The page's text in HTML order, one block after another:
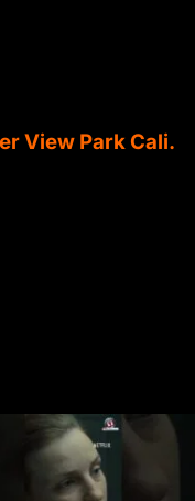
View Park Cali.